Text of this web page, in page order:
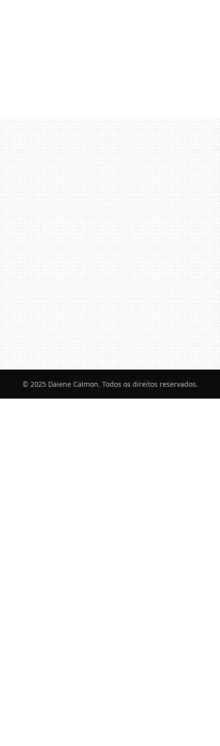
© 2025 Daiene Calmon. Todos os direitos reservados.